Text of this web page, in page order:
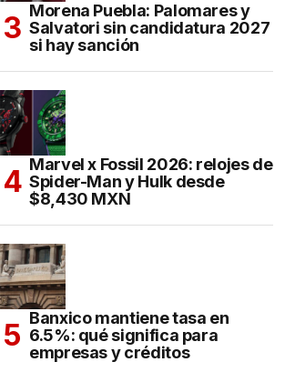
Morena Puebla: Palomares y
Salvatori sin candidatura 2027
si hay sanción
Marvel x Fossil 2026: relojes de
Spider-Man y Hulk desde
$8,430 MXN
Banxico mantiene tasa en
6.5%: qué significa para
empresas y créditos